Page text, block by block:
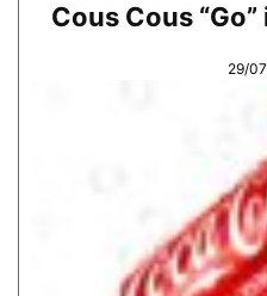
Cous Cous
29/